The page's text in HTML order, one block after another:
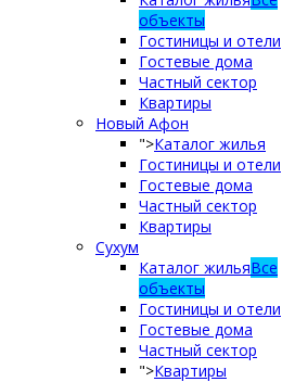
объекты
Гостиницы и отели
Гостевые дома
Частный сектор
Квартиры
Новый Афон
">Каталог жилья
Гостиницы и отели
Гостевые дома
Частный сектор
Квартиры
Сухум
Каталог жильяВсе
объекты
Гостиницы и отели
Гостевые дома
Частный сектор
">Квартиры